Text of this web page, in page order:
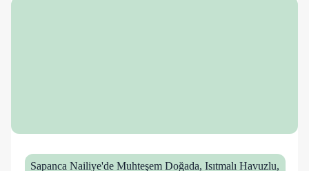
Sapanca Nailiye'de Muhteşem Doğada, Isıtmalı Havuzlu,